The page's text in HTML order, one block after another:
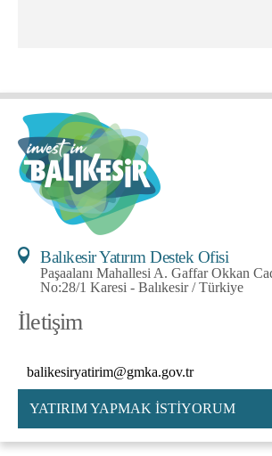
Balıkesir Yatırım Destek Ofisi
Paşaalanı Mahallesi A. Gaffar Okkan
No:28/1 Karesi - Balıkesir / Türkiye
İletişim
balikesiryatirim@gmka.gov.tr
YATIRIM YAPMAK İSTİYORUM